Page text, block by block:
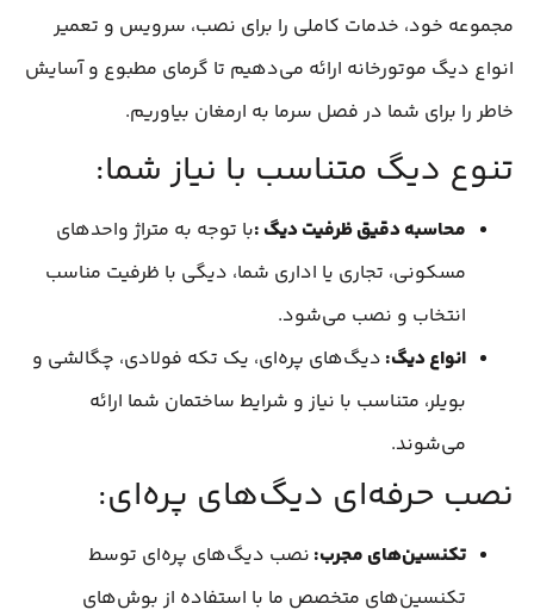
مجموعه خود، خدمات کاملی را برای نصب، سرویس و تعمیر
انواع دیگ موتورخانه ارائه می‌دهیم تا گرمای مطبوع و آسایش
خاطر را برای شما در فصل سرما به ارمغان بیاوریم.
تنوع دیگ متناسب با نیاز شما:
محاسبه دقیق ظرفیت دیگ :با توجه به متراژ واحدهای
مسکونی، تجاری یا اداری شما، دیگی با ظرفیت مناسب
انتخاب و نصب می‌شود.
انواع دیگ: دیگ‌های پره‌ای، یک تکه فولادی، چگالشی و
بویلر، متناسب با نیاز و شرایط ساختمان شما ارائه
می‌شوند.
نصب حرفه‌ای دیگ‌های پره‌ای:
تکنسین‌های مجرب: نصب دیگ‌های پره‌ای توسط
تکنسین‌های متخصص ما با استفاده از بوش‌های